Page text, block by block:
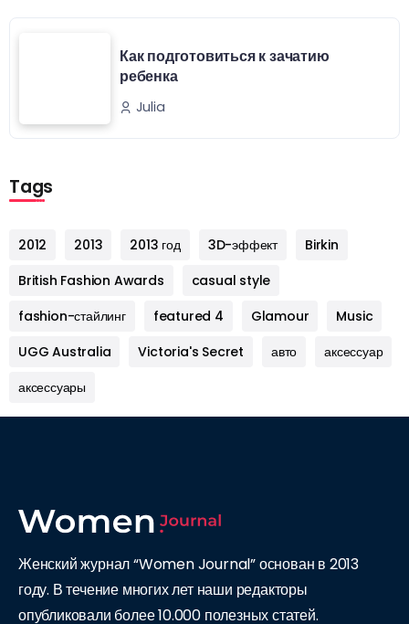
Как подготовиться к зачатию
ребенка
Julia
Tags
2012 2013 2013 год 3D-эффект
Birkin
British Fashion Awards
casual style
fashion-стайлинг
featured 4 Glamour
Music
UGG Australia
Victoria's Secret авто
аксессуар
аксессуары
Женский журнал “Women Journal” основан в 2013
году. В течение многих лет наши редакторы
опубликовали более 10.000 полезных статей.